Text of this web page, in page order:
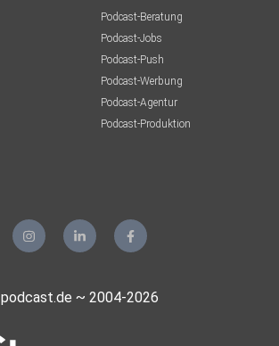
Podcast-Beratung
Podcast-Jobs
Podcast-Push
Podcast-Werbung
Podcast-Agentur
Podcast-Produktion
podcast.de ~ 2004-2026